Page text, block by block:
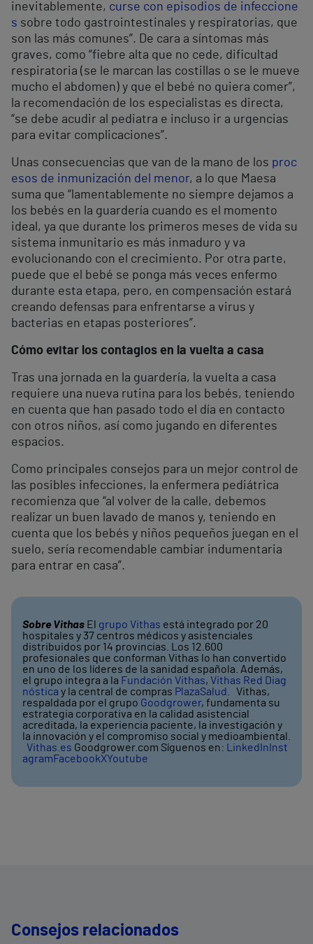
inevitablemente, curse con episodios de infeccione
s sobre todo gastrointestinales y respiratorias, que
son las más comunes”. De cara a síntomas más
graves, como “fiebre alta que no cede, dificultad
respiratoria (se le marcan las costillas o se le mueve
mucho el abdomen) y que el bebé no quiera comer”,
la recomendación de los especialistas es directa,
“se debe acudir al pediatra e incluso ir a urgencias
para evitar complicaciones”.
Unas consecuencias que van de la mano de los proc
esos de inmunización del menor, a lo que Maesa
suma que “lamentablemente no siempre dejamos a
los bebés en la guardería cuando es el momento
ideal, ya que durante los primeros meses de vida su
sistema inmunitario es más inmaduro y va
evolucionando con el crecimiento. Por otra parte,
puede que el bebé se ponga más veces enfermo
durante esta etapa, pero, en compensación estará
creando defensas para enfrentarse a virus y
bacterias en etapas posteriores”.
Cómo evitar los contagios en la vuelta a casa
Tras una jornada en la guardería, la vuelta a casa
requiere una nueva rutina para los bebés, teniendo
en cuenta que han pasado todo el día en contacto
con otros niños, así como jugando en diferentes
espacios.
Como principales consejos para un mejor control de
las posibles infecciones, la enfermera pediátrica
recomienza que “al volver de la calle, debemos
realizar un buen lavado de manos y, teniendo en
cuenta que los bebés y niños pequeños juegan en el
suelo, sería recomendable cambiar indumentaria
para entrar en casa”.
Sobre Vithas El grupo Vithas está integrado por 20
hospitales y 37 centros médicos y asistenciales
distribuidos por 14 provincias. Los 12.600
profesionales que conforman Vithas lo han convertido
en uno de los líderes de la sanidad española. Además,
el grupo integra a la Fundación Vithas, Vithas Red Diag
nóstica y la central de compras PlazaSalud
. Vithas,
respaldada por el grupo Goodgrower, fundamenta su
estrategia corporativa en la calidad asistencial
acreditada, la experiencia paciente, la investigación y
la innovación y el compromiso social y medioambiental.
Vithas.es Goodgrower.com Síguenos en: LinkedIn Inst
agramFacebookXYoutube
Consejos relacionados